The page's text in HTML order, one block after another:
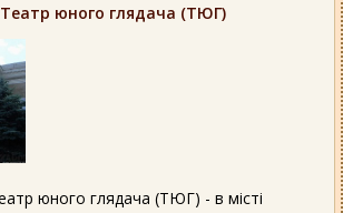
юного глядача (ТЮГ)
юного глядача (ТЮГ) - в місті